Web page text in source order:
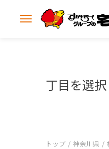
メ
丁目を選
トップ 神奈川県